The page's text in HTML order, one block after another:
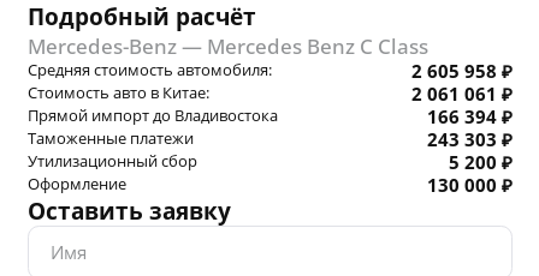
Подробный расчёт
Mercedes-Benz — Mercedes Benz C Class
Средняя стоимость автомобиля: 2 605 958 ₽
Стоимость авто в Китае: 2 061 061 ₽
Прямой импорт до Владивостока 166 394 ₽
Таможенные платежи 243 303 ₽
Утилизационный сбор 5 200 ₽
Оформление 130 000 ₽
Оставить заявку